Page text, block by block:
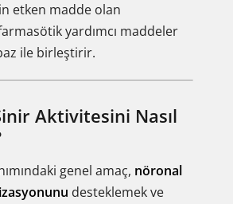
etken madde olan
yardımcı maddeler
ile birleştirir.
Aktivitesini Nasıl
genel amaç, nöronal
desteklemek ve